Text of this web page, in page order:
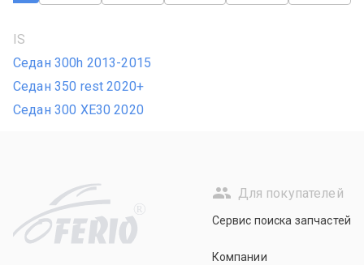
IS
Седан 300h 2013-2015
Седан 350 rest 2020+
Седан 300 XE30 2020
R
Для покупателей
Сервис поиска запчастей
Компании